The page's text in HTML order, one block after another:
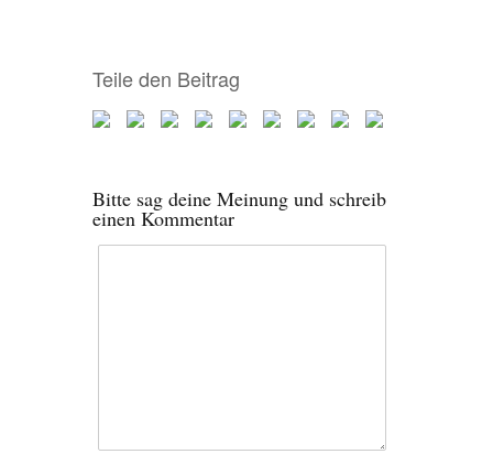
Teile den Beitrag
Bitte sag deine Meinung und schreib
einen Kommentar